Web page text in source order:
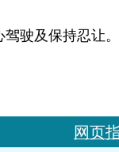
及保持忍让。
网页